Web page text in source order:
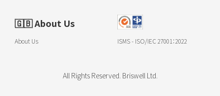
🇬🇧About Us
About Us ISMS - ISO/IEC 27001：2022
All Rights Reserved. Briswell Ltd.